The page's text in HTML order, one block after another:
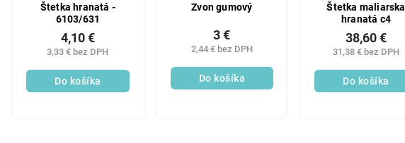
Štetka hranatá -
6103/631
3,33 € bez DPH
4,10 €
Do košíka
Zvon gumový
2,44 € bez DPH
3 €
Do košíka
Štetka maliarska
hranatá c4
31,38 € bez DPH
38,60 €
Do košíka